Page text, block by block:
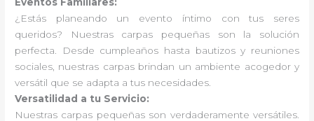
¿Estás planeando un evento íntimo con tus seres
queridos? Nuestras carpas pequeñas son la solución
perfecta. Desde cumpleaños hasta bautizos y reuniones
sociales, nuestras carpas brindan un ambiente acogedor y
versátil que se adapta a tus necesidades.
Versatilidad a tu Servicio:
Nuestras carpas pequeñas son verdaderamente versátiles.